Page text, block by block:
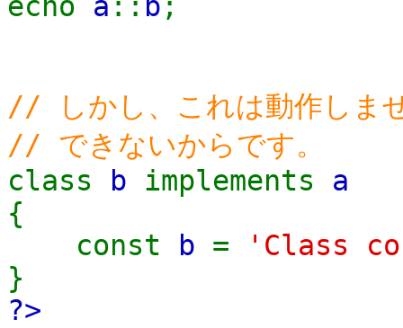
// しかし、これは動作しま
// できないからです。
class
b implements a
{
const
b =
'Class
}
?>